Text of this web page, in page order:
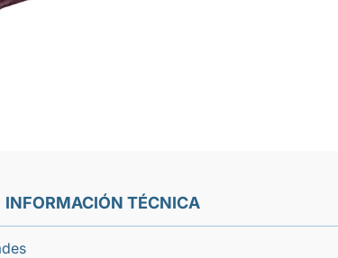
INFORMACIÓN TÉCNICA